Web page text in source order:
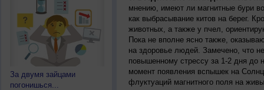
За двумя зайцами
погонишься...
мнению, имеют ли магнитные бури
как выбрасывание китов на берег.
животных, а также у пчел,
Пока не вполне ясно также,
на здоровье людей. Замечено, что
повышенному стрессу за 1-2 дня до
момент появления вспышек на
флуктуаций магнитного поля на